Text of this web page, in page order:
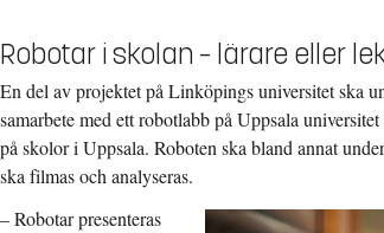
Robotar i skolan – lärare eller
En del av projektet på Linköpings universitet ska
samarbete med ett robotlabb på Uppsala
på skolor i Uppsala. Roboten ska bland annat
ska filmas och analyseras.
– Robotar presenteras